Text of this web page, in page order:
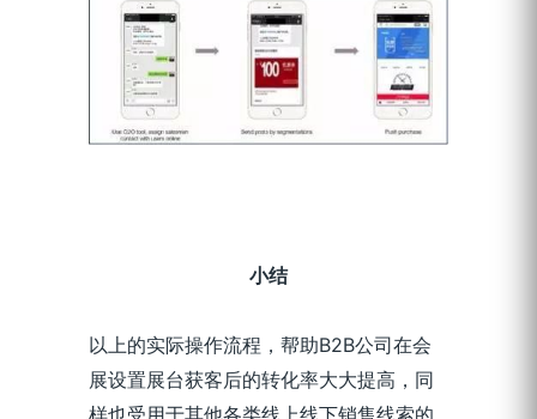
小结
以上的实际操作流程，帮助B2B公司在会
展设置展台获客后的转化率大大提高，同